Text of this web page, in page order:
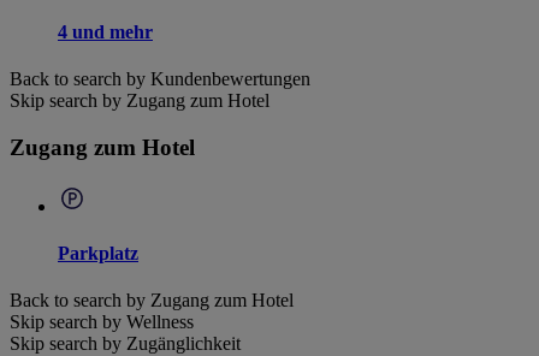
4 und mehr
Back to search by Kundenbewertungen
Skip search by Zugang zum Hotel
Zugang zum Hotel
Parkplatz
Back to search by Zugang zum Hotel
Skip search by Wellness
Skip search by Zugänglichkeit